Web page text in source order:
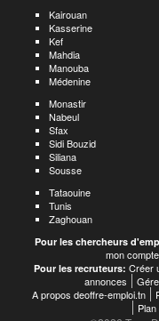
Kairouan
Kasserine
Kef
Mahdia
Manouba
Médenine
Monastir
Nabeul
Sfax
Sidi Bouzid
Siliana
Sousse
Tataouine
Tunis
Zaghouan
Pour les chercheurs
mon compte
Pour les recruteurs: Créer
annonces
A propos deoffre-emploi.tn